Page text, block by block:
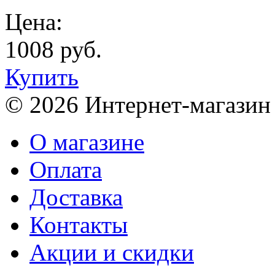
Цена:
1008 руб.
Купить
© 2026 Интернет-
О магазине
Оплата
Доставка
Контакты
Акции и скидки